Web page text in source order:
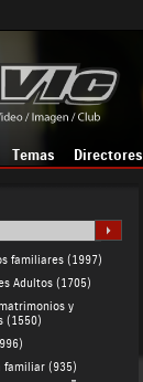
Temas Directores
familiares(1997)
Adultos(1705)
y
(1550)
familiar(935)